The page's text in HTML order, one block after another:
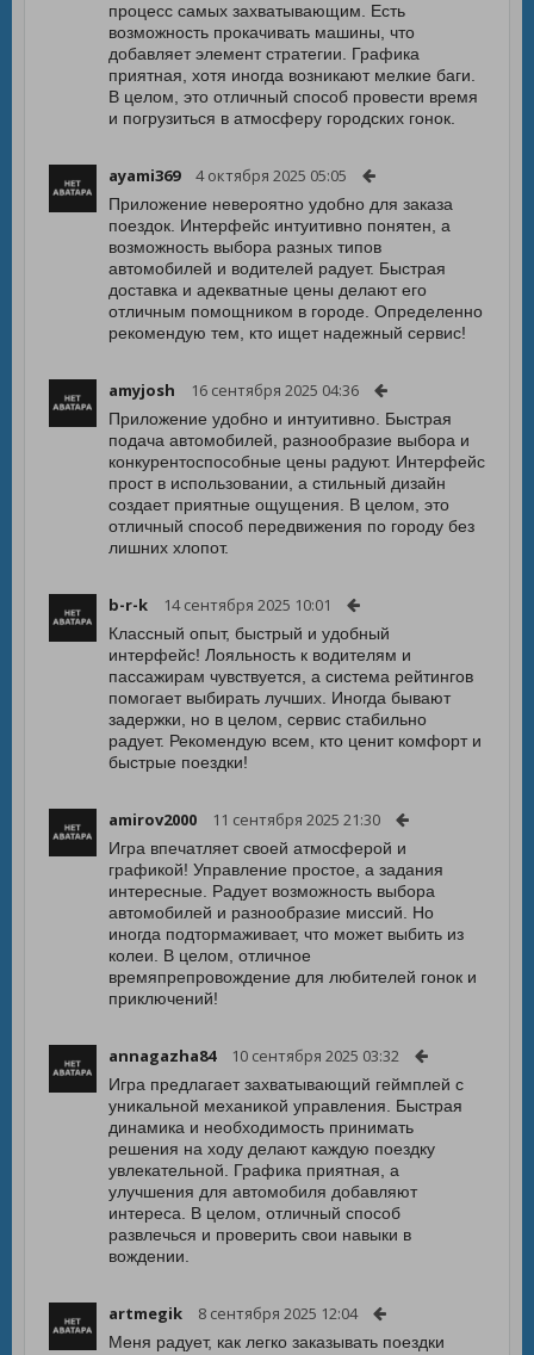
процесс самых захватывающим. Есть
возможность прокачивать машины, что
добавляет элемент стратегии. Графика
приятная, хотя иногда возникают мелкие баги.
В целом, это отличный способ провести время
и погрузиться в атмосферу городских гонок.
ayami369 4 октября 2025 05:05
Приложение невероятно удобно для заказа
поездок. Интерфейс интуитивно понятен, а
возможность выбора разных типов
автомобилей и водителей радует. Быстрая
доставка и адекватные цены делают его
отличным помощником в городе. Определенно
рекомендую тем, кто ищет надежный сервис!
amyjosh 16 сентября 2025 04:36
Приложение удобно и интуитивно. Быстрая
подача автомобилей, разнообразие выбора и
конкурентоспособные цены радуют. Интерфейс
прост в использовании, а стильный дизайн
создает приятные ощущения. В целом, это
отличный способ передвижения по городу без
лишних хлопот.
b-r-k 14 сентября 2025 10:01
Классный опыт, быстрый и удобный
интерфейс! Лояльность к водителям и
пассажирам чувствуется, а система рейтингов
помогает выбирать лучших. Иногда бывают
задержки, но в целом, сервис стабильно
радует. Рекомендую всем, кто ценит комфорт и
быстрые поездки!
amirov2000 11 сентября 2025 21:30
Игра впечатляет своей атмосферой и
графикой! Управление простое, а задания
интересные. Радует возможность выбора
автомобилей и разнообразие миссий. Но
иногда подтормаживает, что может выбить из
колеи. В целом, отличное
времяпрепровождение для любителей гонок и
приключений!
annagazha84 10 сентября 2025 03:32
Игра предлагает захватывающий геймплей с
уникальной механикой управления. Быстрая
динамика и необходимость принимать
решения на ходу делают каждую поездку
увлекательной. Графика приятная, а
улучшения для автомобиля добавляют
интереса. В целом, отличный способ
развлечься и проверить свои навыки в
вождении.
artmegik 8 сентября 2025 12:04
Меня радует, как легко заказывать поездки